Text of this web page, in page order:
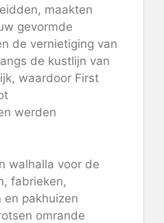
maakten
gevormde
de vernietiging van
de kustlijn van
waardoor First
werden
walhalla voor de
fabrieken,
en pakhuizen
omrande